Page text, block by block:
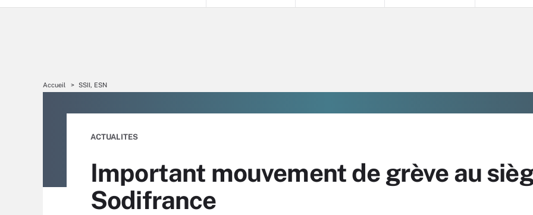
Accueil SSII, ESN
ACTUALITES
Important mouvement de grève au
Sodifrance